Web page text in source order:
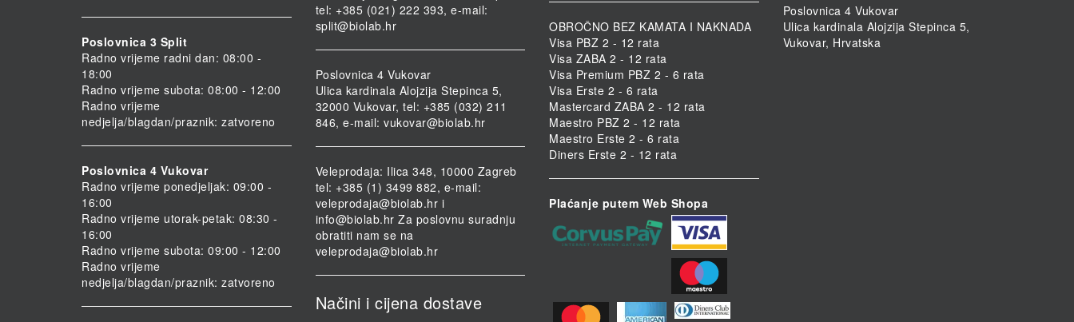
Poslovnica 3 Split
Radno vrijeme radni dan: 08:00 -
18:00
Radno vrijeme subota: 08:00 - 12:00
Radno vrijeme
nedjelja/blagdan/praznik: zatvoreno
Poslovnica 4 Vukovar
Radno vrijeme ponedjeljak: 09:00 -
16:00
Radno vrijeme utorak-petak: 08:30 -
16:00
Radno vrijeme subota: 09:00 - 12:00
Radno vrijeme
nedjelja/blagdan/praznik: zatvoreno
tel: +385 (021) 222 393, e-mail:
split@biolab.hr
Poslovnica 4 Vukovar
Ulica kardinala Alojzija Stepinca 5,
32000 Vukovar, tel: +385 (032) 211
846, e-mail: vukovar@biolab.hr
Veleprodaja: Ilica 348, 10000 Zagreb
tel: +385 (1) 3499 882, e-mail:
veleprodaja@biolab.hr i
info@biolab.hr Za poslovnu suradnju
obratiti nam se na
veleprodaja@biolab.hr
Načini i cijena dostave
OBROČNO BEZ KAMATA I NAKNADA
Visa PBZ 2 - 12 rata
Visa ZABA 2 - 12 rata
Visa Premium PBZ 2 - 6 rata
Visa Erste 2 - 6 rata
Mastercard ZABA 2 - 12 rata
Maestro PBZ 2 - 12 rata
Maestro Erste 2 - 6 rata
Diners Erste 2 - 12 rata
Plaćanje putem Web Shopa
Poslovnica 4 Vukovar
Ulica kardinala Alojzija Stepinca 5,
Vukovar, Hrvatska